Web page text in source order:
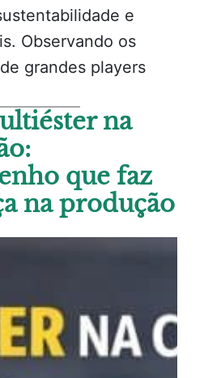
e
Observando os
grandes players
na
que faz
na produção